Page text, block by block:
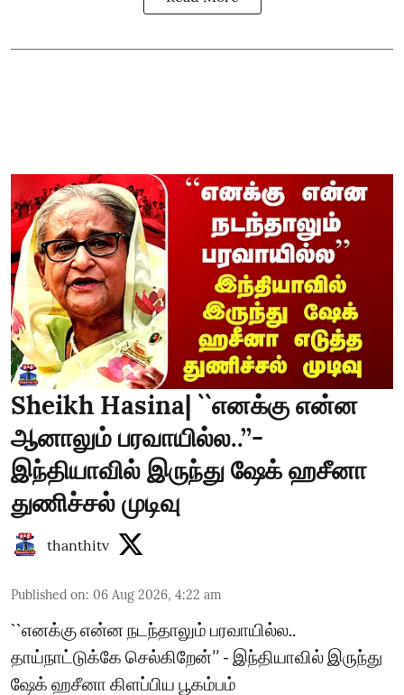
Sheikh Hasina| ``எனக்கு என்ன
ஆனாலும் பரவாயில்ல..’’-
இந்தியாவில் இருந்து ஷேக் ஹசீனா
துணிச்சல் முடிவு
thanthitv
Published on: 06 Aug 2026, 4:22 am
``எனக்கு என்ன நடந்தாலும் பரவாயில்ல..
தாய்நாட்டுக்கே செல்கிறேன்’’ - இந்தியாவில் இருந்து
ஷேக் ஹசீனா கிளப்பிய பூகம்பம்